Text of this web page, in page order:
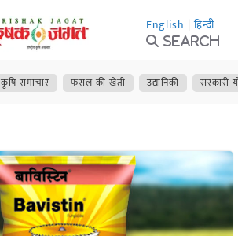
English | हिन्दी
Search
कृषि समाचार फसल की खेती उद्यानिकी सरकारी